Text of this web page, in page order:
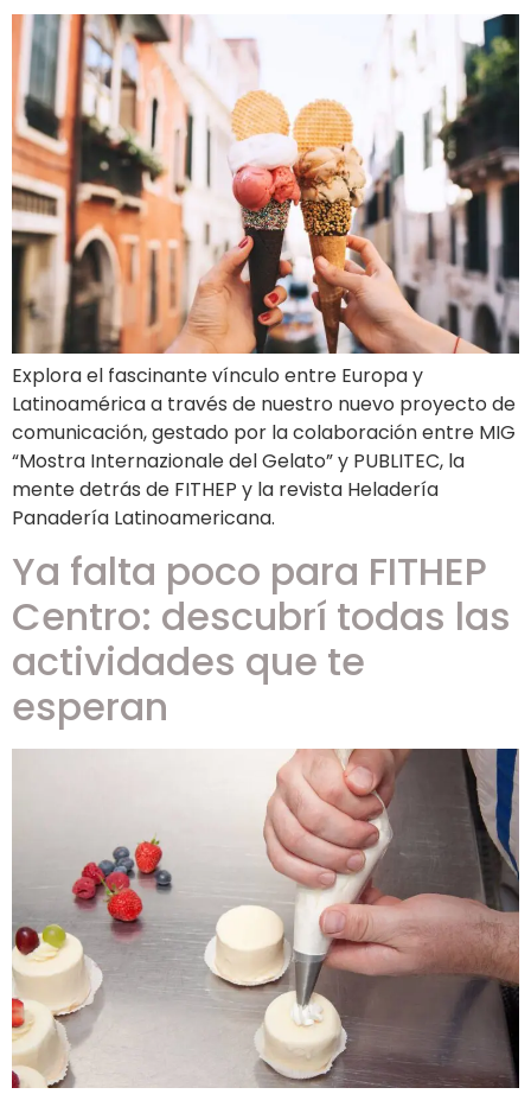
Explora el fascinante vínculo entre Europa y
Latinoamérica a través de nuestro nuevo proyecto de
comunicación, gestado por la colaboración entre MIG
“Mostra Internazionale del Gelato” y PUBLITEC, la
mente detrás de FITHEP y la revista Heladería
Panadería Latinoamericana.
Ya falta poco para FITHEP
Centro: descubrí todas las
actividades que te
esperan